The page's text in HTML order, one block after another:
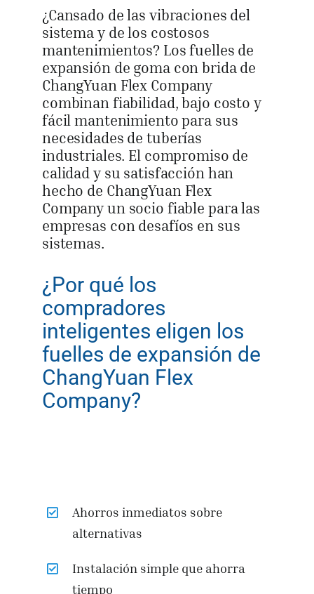
¿Cansado de las vibraciones del
sistema y de los costosos
mantenimientos? Los fuelles de
expansión de goma con brida de
ChangYuan Flex Company
combinan fiabilidad, bajo costo y
fácil mantenimiento para sus
necesidades de tuberías
industriales. El compromiso de
calidad y su satisfacción han
hecho de ChangYuan Flex
Company un socio fiable para las
empresas con desafíos en sus
sistemas.
¿Por qué los
compradores
inteligentes eligen los
fuelles de expansión de
ChangYuan Flex
Company?
Ahorros inmediatos sobre
alternativas
Instalación simple que ahorra
tiempo